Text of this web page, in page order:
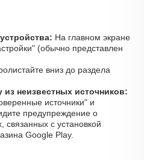
На главном экране
(обычно представлен
вниз до раздела
из неизвестных источников:
источники" и
предупреждение о
связанных с установкой
Google Play.